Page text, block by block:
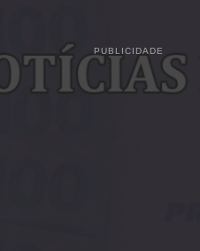
PUBLICIDADE